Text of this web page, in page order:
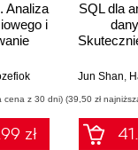
Analiza
i
cena z 30 dni)
zł
SQL dla
SQL na
Jun Shan,
(39,50 zł